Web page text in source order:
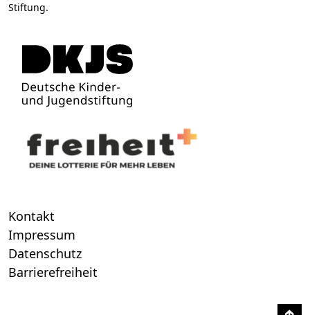
Stiftung.
Kontakt
Impressum
Datenschutz
Barrierefreiheit